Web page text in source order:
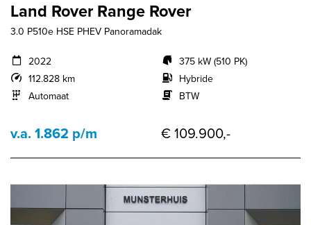
Land Rover Range Rover
3.0 P510e HSE PHEV Panoramadak
2022
112.828 km
Automaat
375 kW (510 PK)
Hybride
BTW
v.a. 1.862 p/m € 109.900,-